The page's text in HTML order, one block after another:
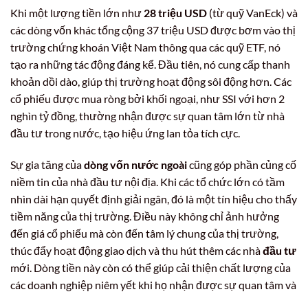
Khi một lượng tiền lớn như 28 triệu USD (từ quỹ VanEck) và
các dòng vốn khác tổng cộng 37 triệu USD được bơm vào thị
trường chứng khoán Việt Nam thông qua các quỹ ETF, nó
tạo ra những tác động đáng kể. Đầu tiên, nó cung cấp thanh
khoản dồi dào, giúp thị trường hoạt động sôi động hơn. Các
cổ phiếu được mua ròng bởi khối ngoại, như SSI với hơn 2
nghìn tỷ đồng, thường nhận được sự quan tâm lớn từ nhà
đầu tư trong nước, tạo hiệu ứng lan tỏa tích cực.
Sự gia tăng củadòng vốn nước ngoàicũng góp phần củng cố
niềm tin của nhà đầu tư nội địa. Khi các tổ chức lớn có tầm
nhìn dài hạn quyết định giải ngân, đó là một tín hiệu cho thấy
tiềm năng của thị trường. Điều này không chỉ ảnh hưởng
đến giá cổ phiếu mà còn đến tâm lý chung của thị trường,
thúc đẩy hoạt động giao dịch và thu hút thêm các nhàđầu tư
mới. Dòng tiền này còn có thể giúp cải thiện chất lượng của
các doanh nghiệp niêm yết khi họ nhận được sự quan tâm và